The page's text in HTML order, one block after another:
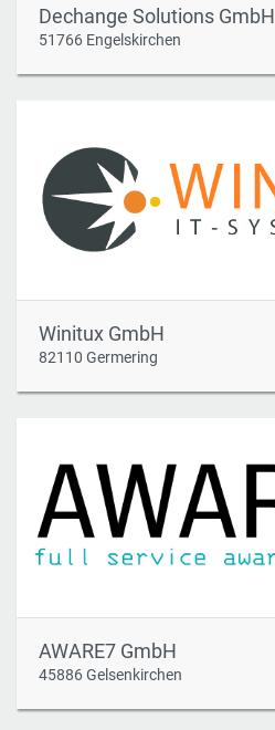
Dechange Solutions GmbH
51766 Engelskirchen
Winitux GmbH
82110 Germering
AWARE7 GmbH
45886 Gelsenkirchen